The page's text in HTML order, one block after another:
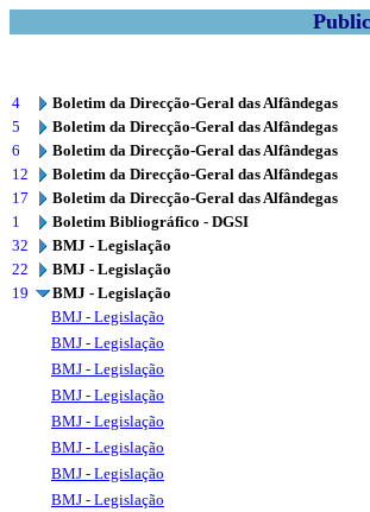
4
Boletim da Direcção-Geral das Alfândegas
5
Boletim da Direcção-Geral das Alfândegas
6
Boletim da Direcção-Geral das Alfândegas
12
Boletim da Direcção-Geral das Alfândegas
17
Boletim da Direcção-Geral das Alfândegas
1
Boletim Bibliográfico - DGSI
32
BMJ - Legislação
22
BMJ - Legislação
19
BMJ - Legislação
BMJ - Legislação
BMJ - Legislação
BMJ - Legislação
BMJ - Legislação
BMJ - Legislação
BMJ - Legislação
BMJ - Legislação
BMJ - Legislação